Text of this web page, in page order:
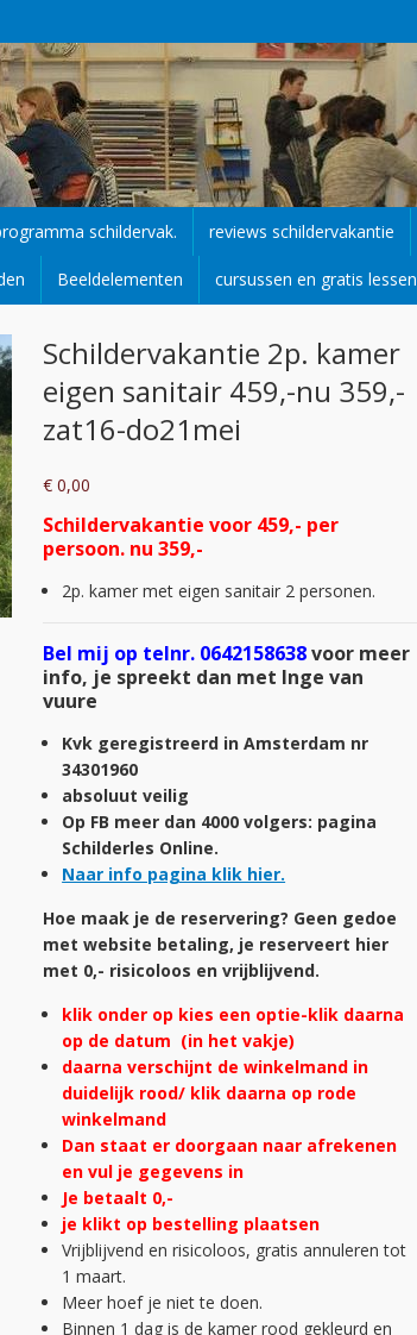
schildervak. reviews schildervakantie
Beeldelementen cursussen en gratis lessen
Schildervakantie 2p. kamer
eigen sanitair 459,-nu 359,-
zat16-do21mei
€ 0,00
Schildervakantie voor 459,- per
persoon. nu 359,-
2p. kamer met eigen sanitair 2 personen.
Bel mij op telnr. 0642158638voor meer
info, je spreekt dan met Inge van
vuure
Kvk geregistreerd in Amsterdam nr
34301960
absoluut veilig
Op FB meer dan 4000 volgers: pagina
Schilderles Online.
Naar info pagina klik hier.
Hoe maak je de reservering? Geen gedoe
met website betaling, je reserveert hier
met 0,- risicoloos en vrijblijvend.
klik onder op kies een optie-klik daarna
op de datum (in het vakje)
daarna verschijnt de winkelmand in
duidelijk rood/ klik daarna op rode
winkelmand
Dan staat er doorgaan naar afrekenen
en vul je gegevens in
Je betaalt 0,-
je klikt op bestelling plaatsen
Vrijblijvend en risicoloos, gratis annuleren tot
1 maart.
Meer hoef je niet te doen.
Binnen 1 dag is de kamer rood gekleurd en